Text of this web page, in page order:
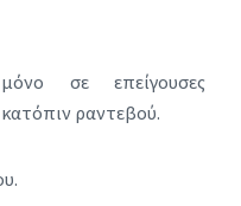
σε επείγουσες
ραντεβού.